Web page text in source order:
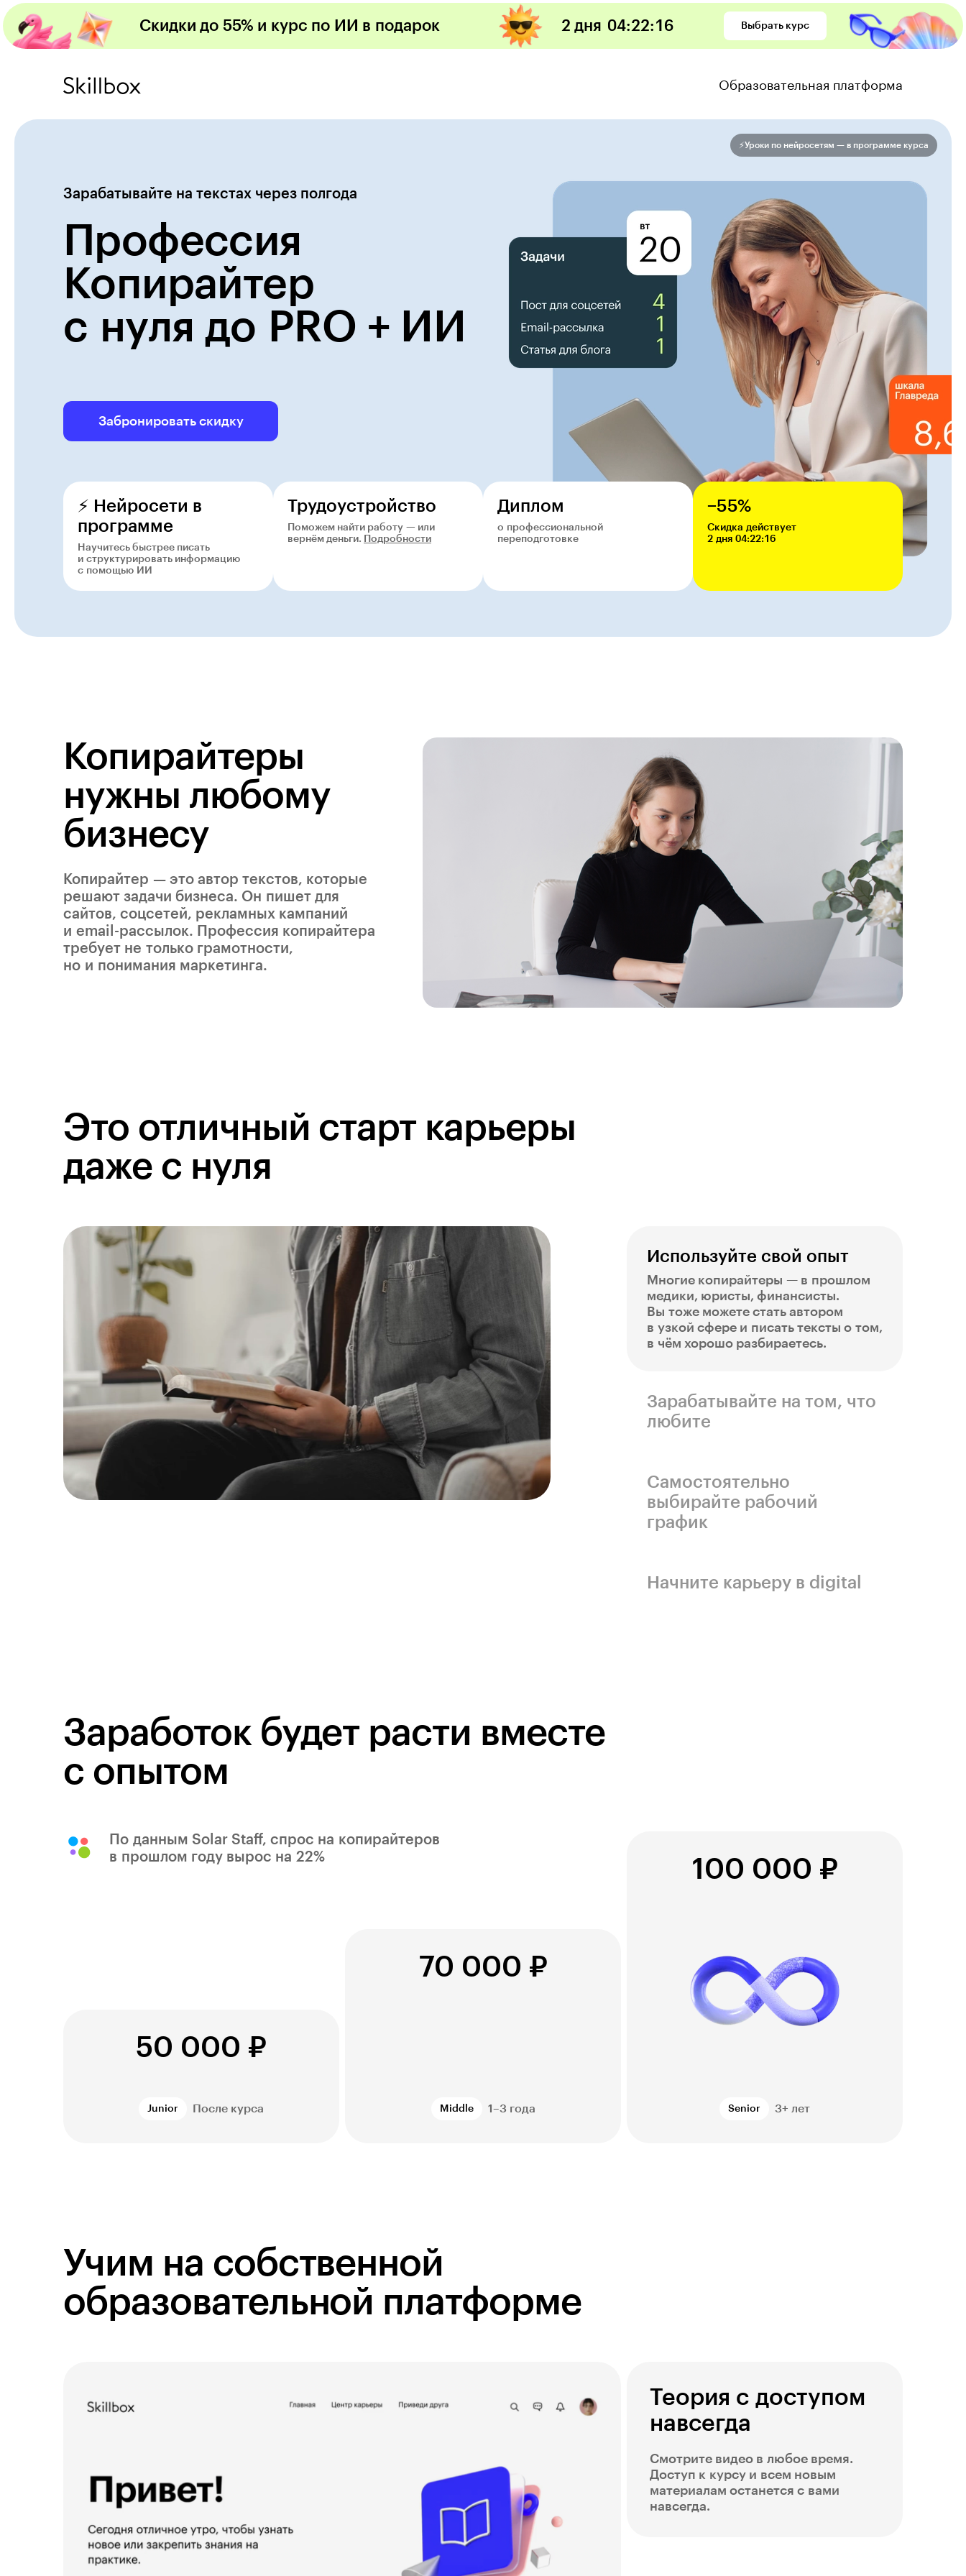
Скидки до 55% и курс по ИИ в подарок 2 дня 04:22:14 Выбрать курс
Образовательная платформа
Профессия
Копирайтер
с нуля до PRO + ИИ
Зарабатывайте на текстах через полгода
Забронировать скидку
⚡️Уроки по нейросетям — в программе курса
⚡️ Нейросети в
программе
Научитесь быстрее писать
и структурировать информацию
с помощью ИИ
Трудоустройство
Поможем найти работу — или
вернём деньги.
Подробности
Диплом
о профессиональной
переподготовке
−55%
Скидка действует
2 дня 04:22:14
Копирайтеры
нужны любому
бизнесу
Копирайтер — это автор текстов, которые
решают задачи бизнеса. Он пишет для
сайтов, соцсетей, рекламных кампаний
и email-рассылок. Профессия копирайтера
требует не только грамотности,
но и понимания маркетинга.
Это отличный старт карьеры
даже с нуля
Используйте свой опыт
Многие копирайтеры — в прошлом
медики, юристы, финансисты.
Вы тоже можете стать автором
в узкой сфере и писать тексты о том,
в чём хорошо разбираетесь.
Зарабатывайте на том, что
любите
освойте приёмы копирайтинга
и превратите любимое дело
в источник дохода.
Самостоятельно
выбирайте рабочий
график
в штат компании или брать заказы
на фрилансе и планировать свой
Начните карьеру в digital
Заработок будет расти вместе
с опытом
По данным Solar Staff, спрос на копирайтеров
в прошлом году вырос на 22%
50 000 ₽
Junior После курса
70 000 ₽
Middle 1–3 года
100 000 ₽
Senior 3+ лет
Учим на собственной
образовательной платформе
Теория с доступом
навсегда
Смотрите видео в любое время.
Доступ к курсу и всем новым
материалам останется с вами
навсегда.